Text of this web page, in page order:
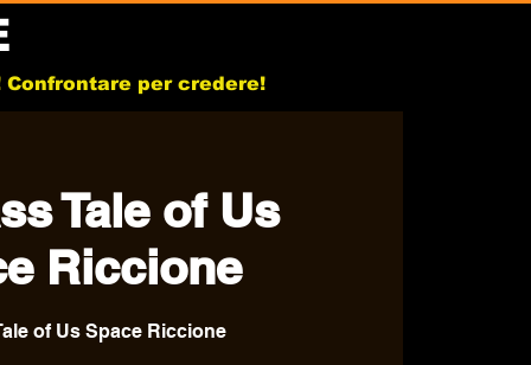
per credere!
Tale of Us
Riccione
of Us Space Riccione